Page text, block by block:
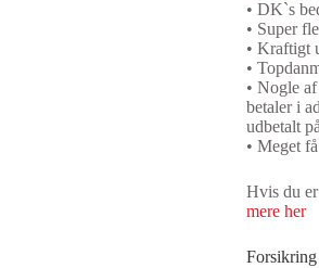
• DK`s
• Super
• Kraftigt
•
• Nogle
betaler i
udbetalt
• Meget
Hvis du
mere her
Forsikring